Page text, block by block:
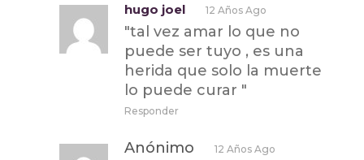
hugo joel 12 Años Ago
"tal vez amar lo que no
puede ser tuyo , es una
herida que solo la muerte
lo puede curar "
Responder
Anónimo 12 Años Ago